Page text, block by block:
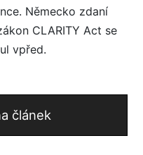
Německo zdaní
CLARITY Act se
vpřed.
článek